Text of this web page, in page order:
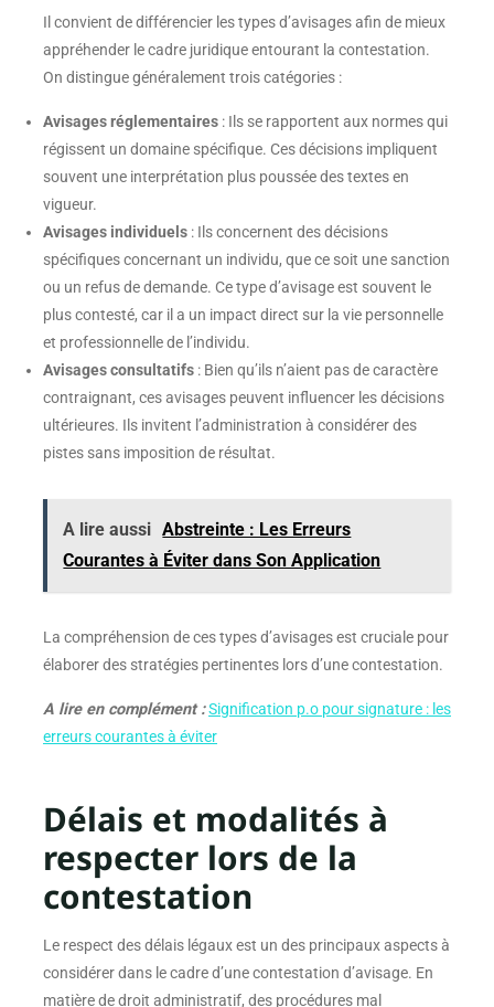
Il convient de différencier les types d’avisages afin de mieux
appréhender le cadre juridique entourant la contestation.
On distingue généralement trois catégories :
Avisages réglementaires: Ils se rapportent aux normes qui
régissent un domaine spécifique. Ces décisions impliquent
souvent une interprétation plus poussée des textes en
vigueur.
Avisages individuels: Ils concernent des décisions
spécifiques concernant un individu, que ce soit une sanction
ou un refus de demande. Ce type d’avisage est souvent le
plus contesté, car il a un impact direct sur la vie personnelle
et professionnelle de l’individu.
Avisages consultatifs: Bien qu’ils n’aient pas de caractère
contraignant, ces avisages peuvent influencer les décisions
ultérieures. Ils invitent l’administration à considérer des
pistes sans imposition de résultat.
A lire aussi Abstreinte : Les Erreurs
Courantes à Éviter dans Son Application
La compréhension de ces types d’avisages est cruciale pour
élaborer des stratégies pertinentes lors d’une contestation.
A lire en complément :Signification p.o pour signature : les
erreurs courantes à éviter
Délais et modalités à
respecter lors de la
contestation
Le respect des délais légaux est un des principaux aspects à
considérer dans le cadre d’une contestation d’avisage. En
matière de droit administratif, des procédures mal